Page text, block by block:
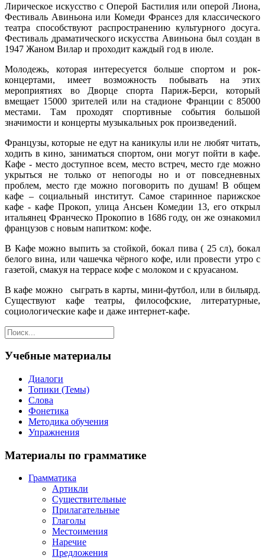
Лирическое искусство с Оперой Бастилия или оперой Лиона,
Фестиваль Авиньона или Комеди Франсез для классического
театра способствуют распространению культурного досуга.
Фестиваль драматического искусства Авиньона был создан в
1947 Жаном Вилар и проходит каждый год в июле.
Молодежь, которая интересуется больше спортом и рок-
концертами, имеет возможность побывать на этих
мероприятиях во Дворце спорта Париж-Берси, который
вмещает 15000 зрителей или на стадионе Франции с 85000
местами. Там проходят спортивные события большой
значимости и концерты музыкальных рок произведений.
Французы, которые не едут на каникулы или не любят читать,
ходить в кино, заниматься спортом, они могут пойти в кафе.
Кафе - место доступное всем, место встреч, место где можно
укрыться не только от непогоды но и от повседневных
проблем, место где можно поговорить по душам! В общем
кафе – социальный институт. Самое старинное парижское
кафе - кафе Прокоп, улица Ансьен Комедии 13, его открыл
итальянец Франческо Прокопио в 1686 году, он же ознакомил
французов с новым напитком: кофе.
В Кафе можно выпить за стойкой, бокал пива ( 25 сл), бокал
белого вина, или чашечка чёрного кофе, или провести утро с
газетой, смакуя на террасе кофе с молоком и с круасаном.
В кафе можно сыграть в карты, мини-футбол, или в бильярд.
Существуют кафе театры, философские, литературные,
социологические кафе и даже интернет-кафе.
Учебные материалы
Диалоги
Топики (Темы)
Слова
Фонетика
Методика обучения
Упражнения
Материалы по грамматике
Грамматика
Артикли
Существительные
Прилагательные
Глаголы
Местоимения
Наречие
Предложения